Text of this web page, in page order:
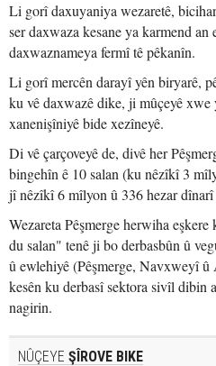
Li gorî daxuyaniya wezaretê,
ser daxwaza kesane ya karmend an
daxwaznameya fermî tê pêkanîn.
Li gorî mercên darayî yên biryarê,
ku vê daxwazê dike, ji mûçeyê xwe
xanenişîniyê bide xezîneyê.
Di vê çarçoveyê de, divê her
bingehîn ê 10 salan (ku nêzîkî 3
jî nêzîkî 6 mîlyon û 336 hezar dînarî
Wezareta Pêşmerge herwiha
du salan" tenê ji bo derbasbûn û
û ewlehiyê (Pêşmerge, Navxweyî û
kesên ku derbasî sektora sivîl dibin
nagirin.
NÛÇEYE ŞÎROVE BIKE